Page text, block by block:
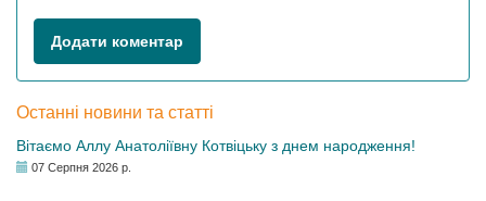
Додати коментар
Останні новини та статті
Вітаємо Аллу Анатоліївну Котвіцьку з днем народження!
07 Серпня 2026 р.